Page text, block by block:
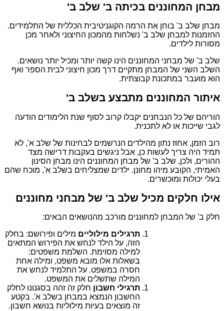
מבחן המחוננים בכיתה ב' שלב ב'
מבחן שלב ב' בוחן את הרמה הקוגניטיבית הכללית של התלמידים.
ההזמנות למבחן שלב ב' נשלחות מהמכון החיצוני ולאחר מכן
מסורות לילדים.
שלב ב' של מבחני המחוננים הינו קשה יותר ומכיל יותר נושאים.
השלב השני של המבחן מתקיים דרך מכון חיצוני לבית הספר ואף
הוא מועבר במתכונת קבוצתית.
איתור המחוננים מתבצע בשלב ב'
הוריהם של כל הנבחנים יקבלו קרוב לסוף שנת הלימודים הודעה
לגבי שייכות או לא לתכנית.
רוב הזמן, אחוז נתון מהילדים הנרשמים לבחינות של שלב א', לא
תמיד היה צריך לעשות כן, אבל ניגשים בעקבות דרישה מצד
ההורים, ולכן, שלב ב' של מבחן המחוננים הינו מבחן הסינון
האמיתי, הקובע מיהו מחונן. ילדים שמצליחים בשלב א', מוכח שהם
בעלי יכולות ומוכשרים.
אילו חלקים מכיל שלב ב' של מבחני מחוננים
חלק ב' של המבחן למחוננים מורכב מהנושאים הבאים:
תרגילים מילוליים מילים ופירושם: בחלק
הזה, על הילד לנחש את הפירוש המתאים
למילה מסוימת. השלמת משפטים:
בשאלות אלו מובא משפט, ומילה אחת
חסרה במשפט. על התלמיד לנחש את
המילה שתשלים את המשפט.
תרגילי חשבון חלק זה זהה בסגנונו לחלק
החשבון הנמצא במבחן בשלב א'. בקטע
זה מוצאים בעיות מילוליות בנושא חשבון.